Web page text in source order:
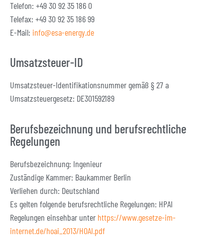
Telefon: +49 30 92 35 186 0
Telefax: +49 30 92 35 186 99
E-Mail: info@esa-energy.de
Umsatzsteuer-ID
Umsatzsteuer-Identifikationsnummer gemäß § 27 a
Umsatzsteuergesetz: DE301592189
Berufsbezeichnung und berufsrechtliche
Regelungen
Berufsbezeichnung: Ingenieur
Zuständige Kammer: Baukammer Berlin
Verliehen durch: Deutschland
Es gelten folgende berufsrechtliche Regelungen: HPAI
Regelungen einsehbar unter https://www.gesetze-im-
internet.de/hoai_2013/HOAI.pdf